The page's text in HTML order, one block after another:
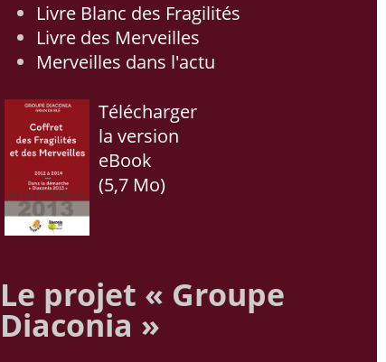
Livre Blanc des Fragilités
Livre des Merveilles
Merveilles dans l'actu
Télécharger
la version
eBook
(5,7 Mo)
Le projet « Groupe
Diaconia »